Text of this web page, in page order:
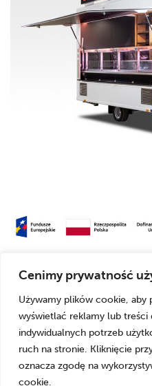
Cenimy prywatność
Używamy plików cookie, aby
wyświetlać reklamy lub treści
indywidualnych potrzeb
ruch na stronie. Kliknięcie
oznacza zgodę na
cookie.